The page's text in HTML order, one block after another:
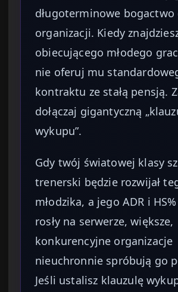
długoterminowe bogactwo
organizacji. Kiedy
obiecującego młodego
nie oferuj mu
kontraktu ze stałą pensją.
dołączaj gigantyczną
wykupu”.
Gdy twój światowej klasy
trenerski będzie rozwijał
młodzika, a jego ADR i
rosły na serwerze, większe,
konkurencyjne organizacje
nieuchronnie spróbują go
Jeśli ustalisz klauzulę